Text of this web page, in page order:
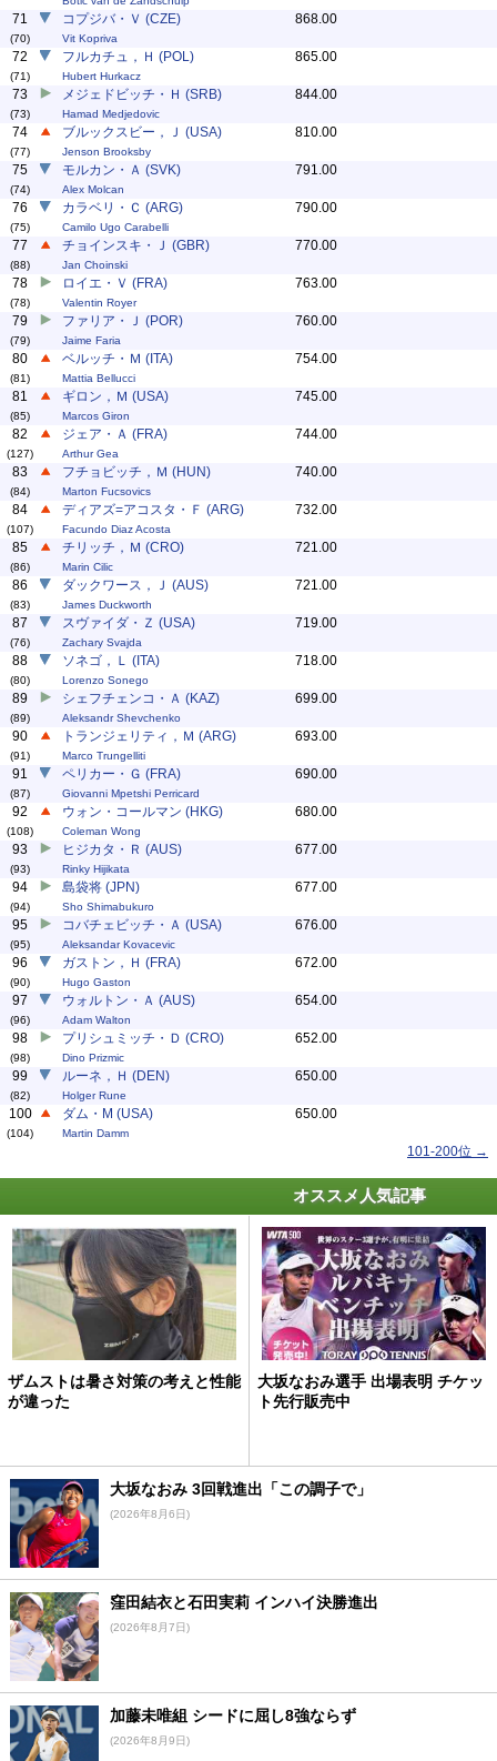
71
(70)
コプジバ・Ｖ (CZE)
Vit Kopriva
868.00
72
(71)
フルカチュ，Ｈ (POL)
Hubert Hurkacz
865.00
73
(73)
メジェドビッチ・Ｈ (SRB)
Hamad Medjedovic
844.00
74
(77)
ブルックスビー，Ｊ (USA)
Jenson Brooksby
810.00
75
(74)
モルカン・Ａ (SVK)
Alex Molcan
791.00
76
(75)
カラベリ・Ｃ (ARG)
Camilo Ugo Carabelli
790.00
77
(88)
チョインスキ・Ｊ (GBR)
Jan Choinski
770.00
78
(78)
ロイエ・Ｖ (FRA)
Valentin Royer
763.00
79
(79)
ファリア・Ｊ (POR)
Jaime Faria
760.00
80
(81)
ベルッチ・Ｍ (ITA)
Mattia Bellucci
754.00
81
(85)
ギロン，Ｍ (USA)
Marcos Giron
745.00
82
(127)
ジェア・Ａ (FRA)
Arthur Gea
744.00
83
(84)
フチョビッチ，Ｍ (HUN)
Marton Fucsovics
740.00
84
(107)
ディアズ=アコスタ・Ｆ (ARG)
Facundo Diaz Acosta
732.00
85
(86)
チリッチ，Ｍ (CRO)
Marin Cilic
721.00
86
(83)
ダックワース，Ｊ (AUS)
James Duckworth
721.00
87
(76)
スヴァイダ・Ｚ (USA)
Zachary Svajda
719.00
88
(80)
ソネゴ，Ｌ (ITA)
Lorenzo Sonego
718.00
89
(89)
シェフチェンコ・Ａ (KAZ)
Aleksandr Shevchenko
699.00
90
(91)
トランジェリティ，Ｍ (ARG)
Marco Trungelliti
693.00
91
(87)
ペリカー・Ｇ (FRA)
Giovanni Mpetshi Perricard
690.00
92
(108)
ウォン・コールマン (HKG)
Coleman Wong
680.00
93
(93)
ヒジカタ・Ｒ (AUS)
Rinky Hijikata
677.00
94
(94)
島袋将 (JPN)
Sho Shimabukuro
677.00
95
(95)
コバチェビッチ・Ａ (USA)
Aleksandar Kovacevic
676.00
96
(90)
ガストン，Ｈ (FRA)
Hugo Gaston
672.00
97
(96)
ウォルトン・Ａ (AUS)
Adam Walton
654.00
98
(98)
プリシュミッチ・Ｄ (CRO)
Dino Prizmic
652.00
99
(82)
ルーネ，Ｈ (DEN)
Holger Rune
650.00
100
(104)
ダム・M (USA)
Martin Damm
650.00
101-200位 →
オススメ人気記事
ザムストは暑さ対策の考えと性能
が違った
大坂なおみ選手 出場表明 チケッ
ト先行販売中
大坂なおみ 3回戦進出「この調子で」
(2026年8月6日)
窪田結衣と石田実莉 インハイ決勝進出
(2026年8月7日)
加藤未唯組 シードに屈し8強ならず
(2026年8月9日)